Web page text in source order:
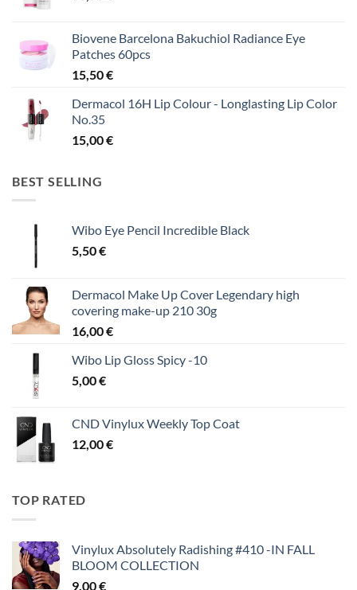
Biovene Barcelona Bakuchiol Radiance Eye
Patches 60pcs
15,50€
Dermacol 16H Lip Colour - Longlasting Lip Color
No.35
15,00€
BEST SELLING
Wibo Eye Pencil Incredible Black
5,50€
Dermacol Make Up Cover Legendary high
covering make-up 210 30g
16,00€
Wibo Lip Gloss Spicy -10
5,00€
CND Vinylux Weekly Top Coat
12,00€
TOP RATED
Vinylux Absolutely Radishing #410 -IN FALL
BLOOM COLLECTION
9,00€